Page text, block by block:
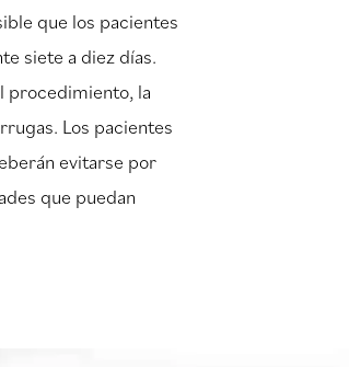
que los pacientes
siete a diez días.
procedimiento, la
Los pacientes
evitarse por
que puedan